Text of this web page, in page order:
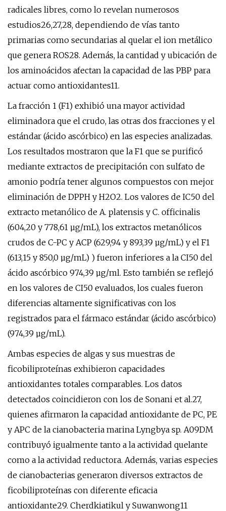
radicales libres, como lo revelan numerosos
estudios26,27,28, dependiendo de vías tanto
primarias como secundarias al quelar el ion metálico
que genera ROS28. Además, la cantidad y ubicación de
los aminoácidos afectan la capacidad de las PBP para
actuar como antioxidantes11.
La fracción 1 (F1) exhibió una mayor actividad
eliminadora que el crudo, las otras dos fracciones y el
estándar (ácido ascórbico) en las especies analizadas.
Los resultados mostraron que la F1 que se purificó
mediante extractos de precipitación con sulfato de
amonio podría tener algunos compuestos con mejor
eliminación de DPPH y H2O2. Los valores de IC50 del
extracto metanólico de A. platensis y C. officinalis
(604,20 y 778,61 µg/mL), los extractos metanólicos
crudos de C-PC y ACP (629,94 y 893,39 µg/mL) y el F1
(613,15 y 850,0 µg/mL) ) fueron inferiores a la CI50 del
ácido ascórbico 974,39 µg/ml. Esto también se reflejó
en los valores de CI50 evaluados, los cuales fueron
diferencias altamente significativas con los
registrados para el fármaco estándar (ácido ascórbico)
(974,39 µg/mL).
Ambas especies de algas y sus muestras de
ficobiliproteínas exhibieron capacidades
antioxidantes totales comparables. Los datos
detectados coincidieron con los de Sonani et al.27,
quienes afirmaron la capacidad antioxidante de PC, PE
y APC de la cianobacteria marina Lyngbya sp. A09DM
contribuyó igualmente tanto a la actividad quelante
como a la actividad reductora. Además, varias especies
de cianobacterias generaron diversos extractos de
ficobiliproteínas con diferente eficacia
antioxidante29. Cherdkiatikul y Suwanwong11